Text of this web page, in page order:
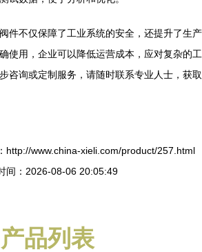
件不仅保障了工业系统的安全，还提升了生产
使用，企业可以降低运营成本，应对复杂的工
咨询或定制服务，请随时联系专业人士，获取
http://www.china-xieli.com/product/257.html
间：2026-08-06 20:05:49
产品列表